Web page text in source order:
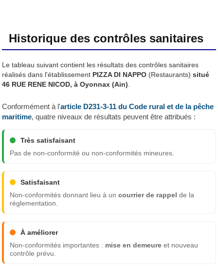
Historique des contrôles sanitaires
Le tableau suivant contient les résultats des contrôles sanitaires
réalisés dans l'établissement PIZZA DI NAPPO (Restaurants) situé
46 RUE RENE NICOD, à Oyonnax (Ain)
Conformément à l'article D231-3-11 du Code rural et de la pêche
maritime, quatre niveaux de résultats peuvent être attribués :
Très satisfaisant
Pas de non-conformité ou non-conformités mineures.
Satisfaisant
Non-conformités donnant lieu à uncourrier de rappel de la
réglementation.
À améliorer
Non-conformités importantes : mise en demeure et nouveau
contrôle prévu.